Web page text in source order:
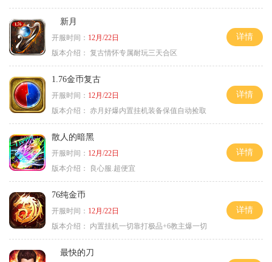
新月
开服时间： 12月/22日
版本介绍： 复古情怀专属耐玩三天合区
详情
1.76金币复古
开服时间： 12月/22日
版本介绍： 赤月好爆内置挂机装备保值自动捡取
详情
散人的暗黑
开服时间： 12月/22日
版本介绍：
良心服.超便宜
详情
76纯金币
开服时间： 12月/22日
版本介绍：
内置挂机一切靠打极品+6教主爆一切
详情
最快的刀